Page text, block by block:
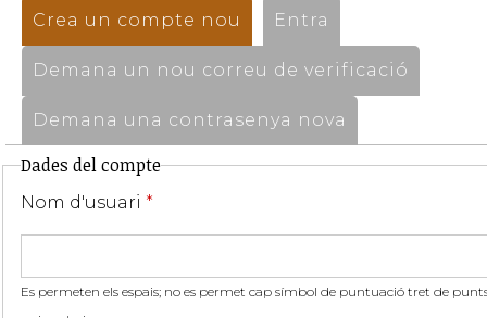
Crea un compte nou (pestanya activa)
Entra
Demana un nou correu de verificació
Demana una contrasenya nova
Dades del compte
Nom d'usuari *
Es permeten els espais; no es permet cap símbol de puntuació tret de